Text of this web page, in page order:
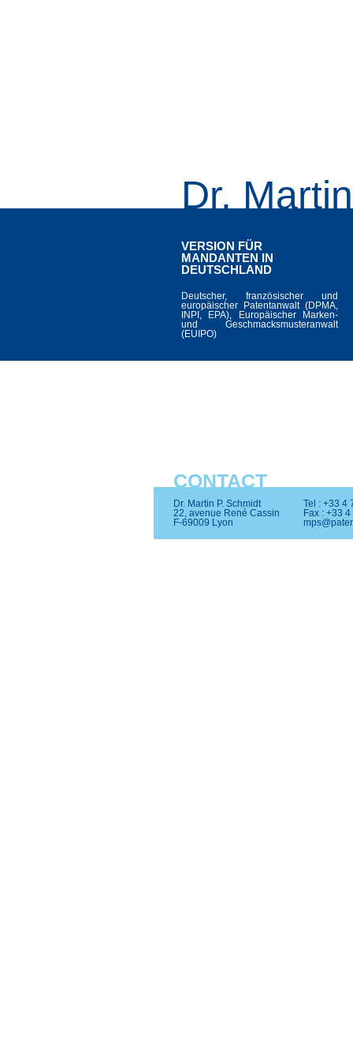
Dr.
VERSION FÜR
MANDANTEN IN
DEUTSCHLAND
Deutscher, französischer und
europäischer Patentanwalt (DPMA,
INPI, EPA), Europäischer Marken-
und Geschmacksmusteranwalt
(EUIPO)
CONTACT
Dr. Martin P. Schmidt
22, avenue René Cassin
F-69009 Lyon
Tel : +33 4
Fax : +33